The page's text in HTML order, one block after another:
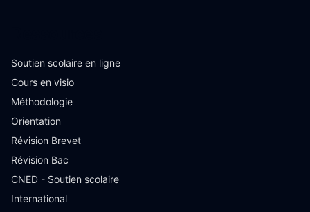
Soutien scolaire en ligne
Cours en visio
Méthodologie
Orientation
Révision Brevet
Révision Bac
CNED - Soutien scolaire
International